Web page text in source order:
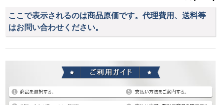
ここで表示されるのは商品原価です。代理費用、送料等
はお問い合わせください。